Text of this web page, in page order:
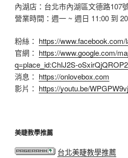
內湖店：台北市內湖區文德路107
營業時間：週一 ~ 週日 11:00 到
粉絲： https://
官網： https://www.google.com/
q=place_id:ChIJ2S-
消息： https://onlovebox.com
影片： https://youtu.be/
美睫教學推薦
台北美睫教學推薦